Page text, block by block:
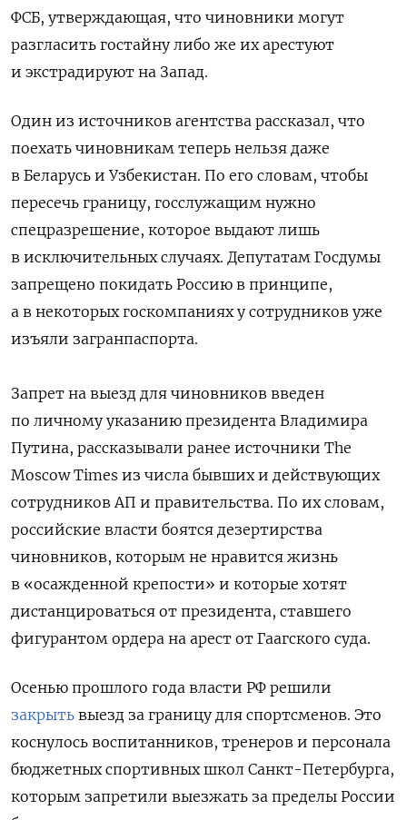
ФСБ, утверждающая, что чиновники могут
разгласить гостайну либо же их арестуют
и экстрадируют на Запад.
Один из источников агентства рассказал, что
поехать чиновникам теперь нельзя даже
в Беларусь и Узбекистан. По его словам, чтобы
пересечь границу, госслужащим нужно
спецразрешение, которое выдают лишь
в исключительных случаях. Депутатам Госдумы
запрещено покидать Россию в принципе,
а в некоторых госкомпаниях у сотрудников уже
изъяли загранпаспорта.
Запрет на выезд для чиновников введен
по личному указанию президента Владимира
Путина, рассказывали ранее источники The
Moscow Times из числа бывших и действующих
сотрудников АП и правительства. По их словам,
российские власти боятся дезертирства
чиновников, которым не нравится жизнь
в «осажденной крепости» и которые хотят
дистанцироваться от президента, ставшего
фигурантом ордера на арест от Гаагского суда.
Осенью прошлого года власти РФ решили
закрыть выезд за границу для спортсменов. Это
коснулось воспитанников, тренеров и персонала
бюджетных спортивных школ Санкт-Петербурга,
которым запретили выезжать за пределы России